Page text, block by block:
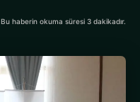
Bu haberin okuma süresi 3 dakikadır.